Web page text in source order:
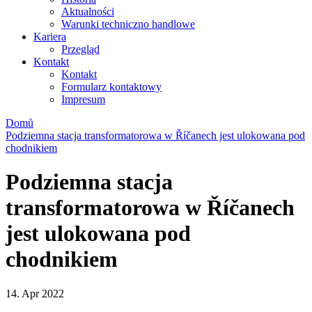
Aktualności
Warunki techniczno handlowe
Kariera
Przegląd
Kontakt
Kontakt
Formularz kontaktowy
Impresum
Domů
Podziemna stacja transformatorowa w Říčanech jest ulokowana pod
chodnikiem
Podziemna stacja
transformatorowa w Říčanech
jest ulokowana pod
chodnikiem
14. Apr 2022